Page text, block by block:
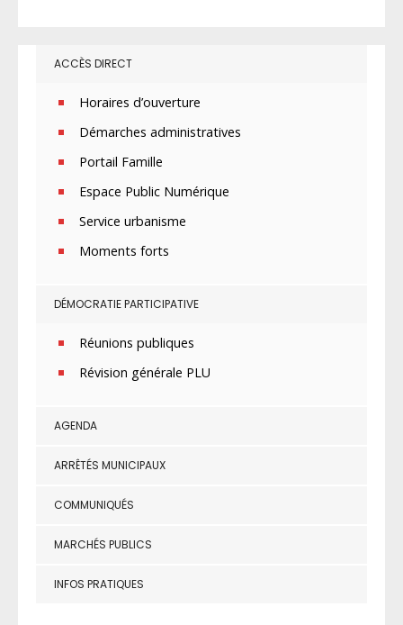
ACCÈS DIRECT
Horaires d’ouverture
Démarches administratives
Portail Famille
Espace Public Numérique
Service urbanisme
Moments forts
DÉMOCRATIE PARTICIPATIVE
Réunions publiques
Révision générale PLU
AGENDA
ARRÊTÉS MUNICIPAUX
COMMUNIQUÉS
MARCHÉS PUBLICS
INFOS PRATIQUES